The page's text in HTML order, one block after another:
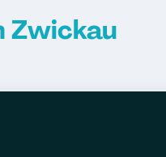
Zwickau